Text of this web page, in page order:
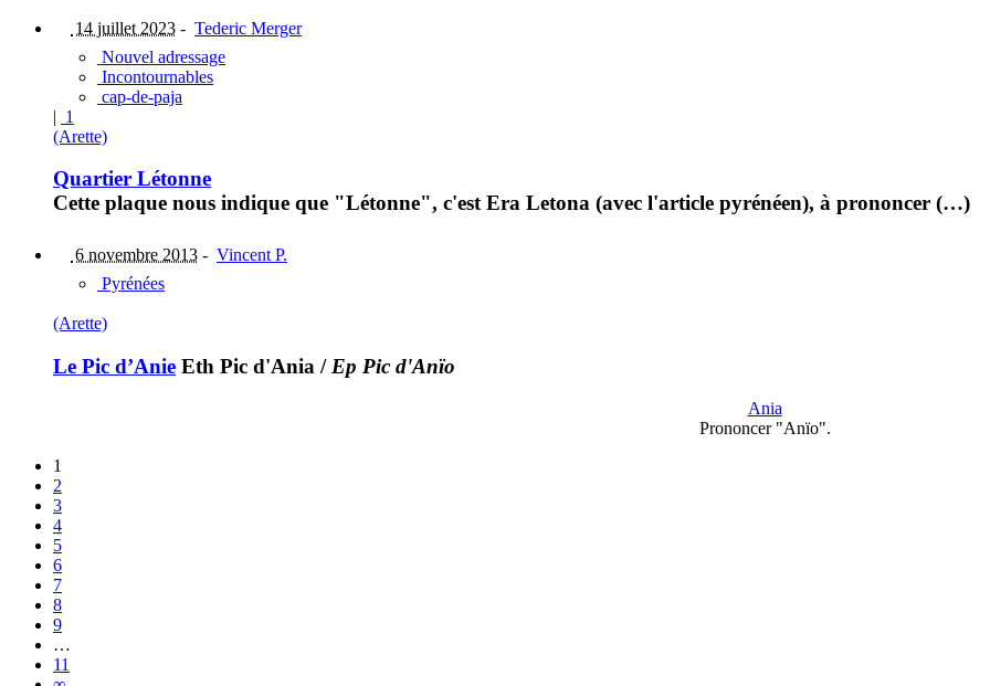
14 juillet 2023 - Tederic Merger
Nouvel adressage
Incontournables
cap-de-paja
| 1
(Arette)
Quartier Létonne
Cette plaque nous indique que "Létonne", c'est Era Letona (avec l'article pyrénéen), à prononcer (…)
6 novembre 2013 - Vincent P.
Pyrénées
(Arette)
Le Pic d’Anie Eth Pic d'Ania / Ep Pic d'Anïo
Ania
Prononcer "Anïo".
1
2
3
4
5
6
7
8
9
…
11